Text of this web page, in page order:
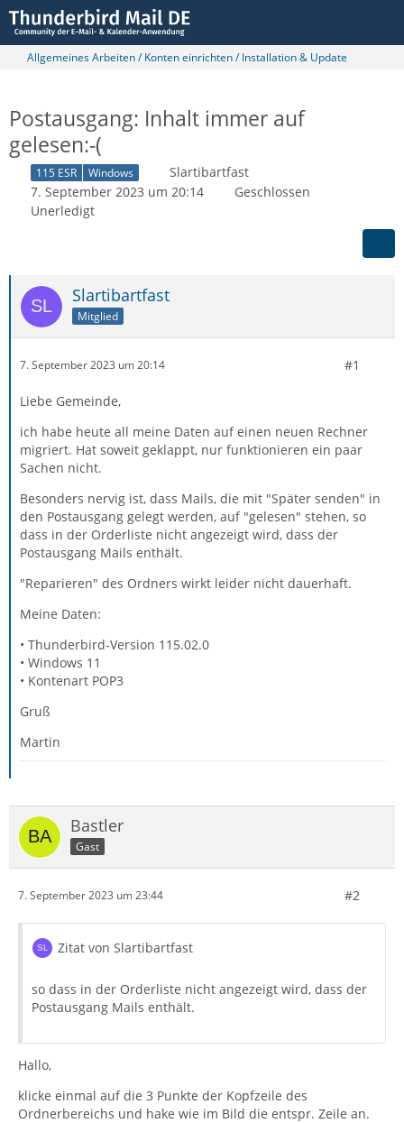
Allgemeines Arbeiten / Konten einrichten / Installation & Update
Postausgang: Inhalt immer auf
gelesen:-(
115 ESR Windows
Slartibartfast
7. September 2023 um 20:14
Geschlossen
Unerledigt
Slartibartfast
Mitglied
7. September 2023 um 20:14 #1
Liebe Gemeinde,
ich habe heute all meine Daten auf einen neuen Rechner
migriert. Hat soweit geklappt, nur funktionieren ein paar
Sachen nicht.
Besonders nervig ist, dass Mails, die mit "Später senden" in
den Postausgang gelegt werden, auf "gelesen" stehen, so
dass in der Orderliste nicht angezeigt wird, dass der
Postausgang Mails enthält.
"Reparieren" des Ordners wirkt leider nicht dauerhaft.
Meine Daten:
• Thunderbird-Version 115.02.0
• Windows 11
• Kontenart POP3
Gruß
Martin
Bastler
Gast
7. September 2023 um 23:44 #2
Zitat von Slartibartfast
so dass in der Orderliste nicht angezeigt wird, dass der
Postausgang Mails enthält.
Hallo,
klicke einmal auf die 3 Punkte der Kopfzeile des
Ordnerbereichs und hake wie im Bild die entspr. Zeile an.